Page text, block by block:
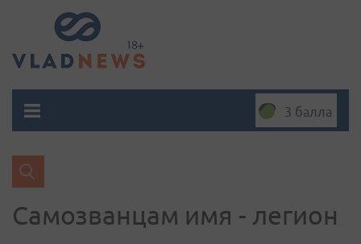
3 балла
Самозванцам имя - легион